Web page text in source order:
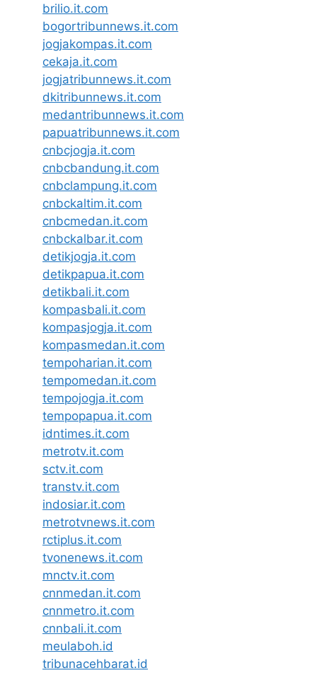
brilio.it.com
bogortribunnews.it.com
jogjakompas.it.com
cekaja.it.com
jogjatribunnews.it.com
dkitribunnews.it.com
medantribunnews.it.com
papuatribunnews.it.com
cnbcjogja.it.com
cnbcbandung.it.com
cnbclampung.it.com
cnbckaltim.it.com
cnbcmedan.it.com
cnbckalbar.it.com
detikjogja.it.com
detikpapua.it.com
detikbali.it.com
kompasbali.it.com
kompasjogja.it.com
kompasmedan.it.com
tempoharian.it.com
tempomedan.it.com
tempojogja.it.com
tempopapua.it.com
idntimes.it.com
metrotv.it.com
sctv.it.com
transtv.it.com
indosiar.it.com
metrotvnews.it.com
rctiplus.it.com
tvonenews.it.com
mnctv.it.com
cnnmedan.it.com
cnnmetro.it.com
cnnbali.it.com
meulaboh.id
tribunacehbarat.id